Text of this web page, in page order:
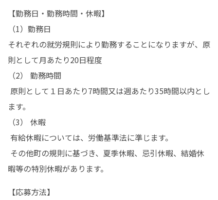
【勤務日・勤務時間・休暇】
（1）勤務日
それぞれの就労規則により勤務することになりますが、原
則として月あたり20日程度
（2） 勤務時間
ます。
（3） 休暇
暇等の特別休暇があります。
【応募方法】